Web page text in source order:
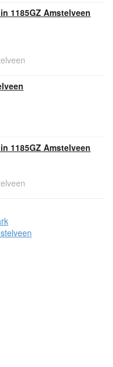
1185GZ Amstelveen
1185GZ Amstelveen